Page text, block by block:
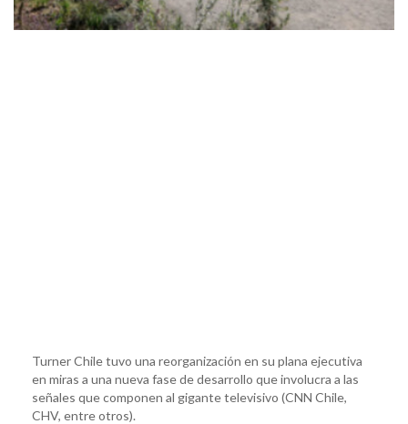
Turner Chile tuvo una reorganización en su plana ejecutiva
en miras a una nueva fase de desarrollo que involucra a las
señales que componen al gigante televisivo (CNN Chile,
CHV, entre otros).